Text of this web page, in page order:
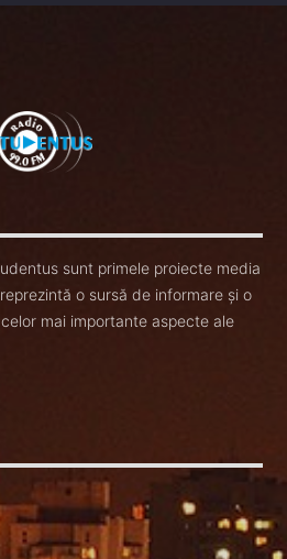
sunt primele proiecte media
o sursă de informare și o
mai importante aspecte ale